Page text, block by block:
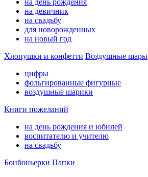
на день рождения
на девичник
на свадьбу
для новорожденных
на новый год
Хлопушки и конфетти Воздушные шары
цифры
фольгированные фигурные
воздушные шарики
Книги пожеланий
на день рождения и юбилей
воспитателю и учителю
на свадьбу
Бонбоньерки Папки